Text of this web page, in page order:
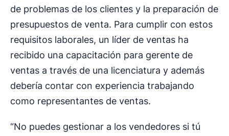
de problemas de los clientes y la preparación de
presupuestos de venta. Para cumplir con estos
requisitos laborales, un líder de ventas ha
recibido una capacitación para gerente de
ventas a través de una licenciatura y además
debería contar con experiencia trabajando
como representantes de ventas.
“No puedes gestionar a los vendedores si tú